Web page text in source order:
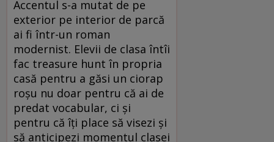
Accentul s-a mutat de pe
exterior pe interior de parcă
ai fi într-un roman
modernist. Elevii de clasa întîi
fac treasure hunt în propria
casă pentru a găsi un ciorap
roșu nu doar pentru că ai de
predat vocabular, ci și
pentru că îți place să visezi și
să anticipezi momentul clasei